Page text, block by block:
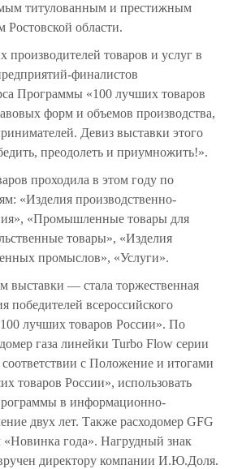
титулованным и престижным
области.
производителей товаров и услуг в
финалистов
Программы «100 лучших товаров
форм и объемов производства,
Девиз выставки этого
преодолеть и приумножить!».
проходила в этом году по
«Изделия производственно-
«Промышленные товары для
товары», «Изделия
промыслов», «Услуги».
выставки — стала торжественная
победителей всероссийского
лучших товаров России». По
газа линейки Turbo Flow серии
с Положение и итогами
товаров России», использовать
в информационно-
двух лет. Также расходомер GFG
«Новинка года». Нагрудный знак
директору компании И.Ю.Доля.